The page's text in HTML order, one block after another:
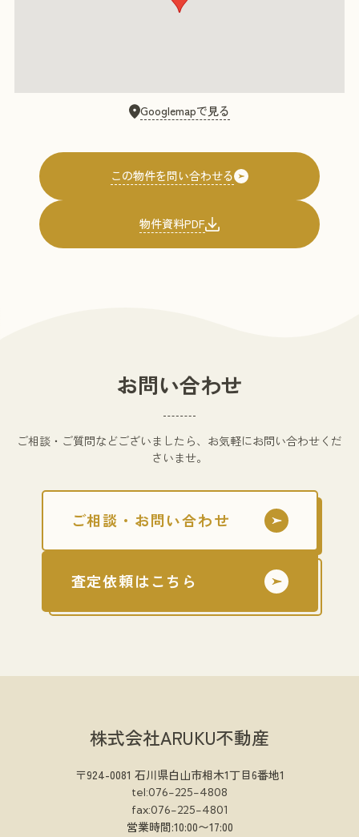
Googlemapで見る
物件資料PDF
お問い合わせ
ご相談・ご質問などございましたら、お気軽にお問い合わせくだ
さいませ。
ご相談・お問い合わせ
査定依頼はこちら
株式会社ARUKU不動産
〒924-0081 石川県白山市相木1丁目6番地1
tel:076-225-4808
fax:076-225-4801
営業時間:10:00〜17:00